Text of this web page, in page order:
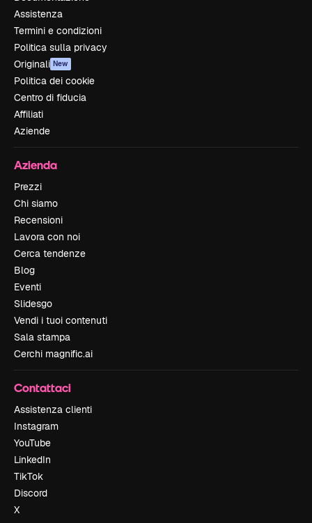
Assistenza
Termini e condizioni
Politica sulla privacy
Originali New
Politica dei cookie
Centro di fiducia
Affiliati
Aziende
Azienda
Prezzi
Chi siamo
Recensioni
Lavora con noi
Cerca tendenze
Blog
Eventi
Slidesgo
Vendi i tuoi contenuti
Sala stampa
Cerchi magnific.ai
Contattaci
Assistenza clienti
Instagram
YouTube
LinkedIn
TikTok
Discord
X